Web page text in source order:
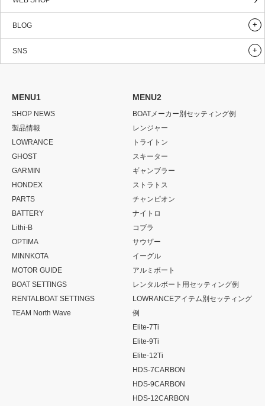
BLOG
SNS
MENU1
SHOP NEWS
製品情報
LOWRANCE
GHOST
GARMIN
HONDEX
PARTS
BATTERY
Lithi-B
OPTIMA
MINNKOTA
MOTOR GUIDE
BOAT SETTINGS
RENTALBOAT SETTINGS
TEAM North Wave
MENU2
BOATメーカー別セッティング例
レンジャー
トライトン
スキーター
ギャンブラー
ストラトス
チャンピオン
ナイトロ
コブラ
サウザー
イーグル
アルミボート
レンタルボート用セッティング例
LOWRANCEアイテム別セッティング
例
Elite-7Ti
Elite-9Ti
Elite-12Ti
HDS-7CARBON
HDS-9CARBON
HDS-12CARBON